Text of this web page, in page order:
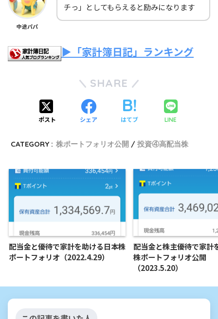
中途パパ
チっ」としてもらえると励みになります
▶「家計簿日記」ランキング
SHARE
ポスト シェア はてブ LINE
CATEGORY : 株ポートフォリオ公開 投資④高配当株
配当金と優待で家計を助ける日本株
ポートフォリオ（2022.4.29）
配当金と株主優待で家計
株ポートフォリオ公開
（2023.5.20）